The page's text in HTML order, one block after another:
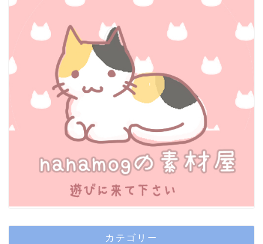
カテゴリー